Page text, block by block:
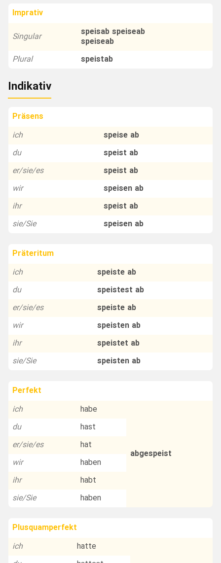
Imprativ
Singular
speisab speiseab
speiseab
Plural
speistab
Indikativ
Präsens
ich
speise ab
du
speist ab
er/sie/es
speist ab
wir
speisen ab
ihr
speist ab
sie/Sie
speisen ab
Präteritum
ich
speiste ab
du
speistest ab
er/sie/es
speiste ab
wir
speisten ab
ihr
speistet ab
sie/Sie
speisten ab
Perfekt
ich
habe
abgespeist
du
hast
er/sie/es
hat
wir
haben
ihr
habt
sie/Sie
haben
Plusquamperfekt
ich
hatte